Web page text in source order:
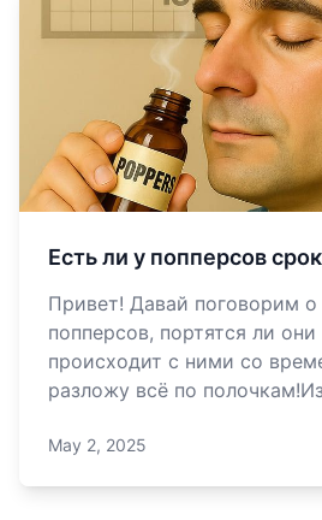
Есть ли у попперсов
Привет! Давай поговорим о
попперсов, портятся ли
происходит с ними со
разложу всё по
соединения из группы
May 2, 2025